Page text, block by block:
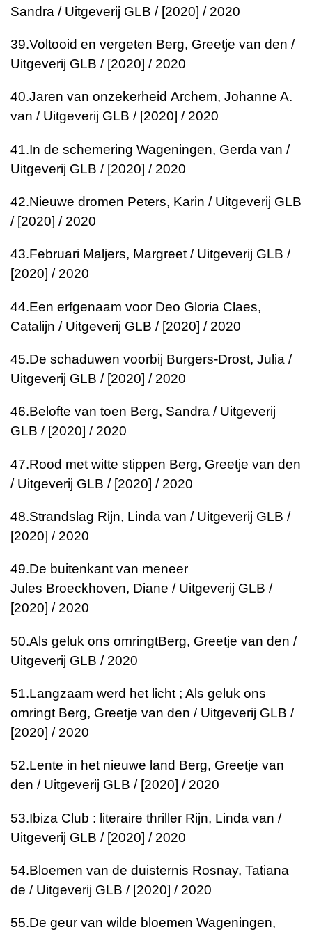
Sandra / Uitgeverij GLB / [2020] / 2020
39.Voltooid en vergeten Berg, Greetje van den /
Uitgeverij GLB / [2020] / 2020
40.Jaren van onzekerheid Archem, Johanne A.
van / Uitgeverij GLB / [2020] / 2020
41.In de schemering Wageningen, Gerda van /
Uitgeverij GLB / [2020] / 2020
42.Nieuwe dromen Peters, Karin / Uitgeverij GLB
/ [2020] / 2020
43.Februari Maljers, Margreet / Uitgeverij GLB /
[2020] / 2020
44.Een erfgenaam voor Deo Gloria Claes,
Catalijn / Uitgeverij GLB / [2020] / 2020
45.De schaduwen voorbij Burgers-Drost, Julia /
Uitgeverij GLB / [2020] / 2020
46.Belofte van toen Berg, Sandra / Uitgeverij
GLB / [2020] / 2020
47.Rood met witte stippen Berg, Greetje van den
/ Uitgeverij GLB / [2020] / 2020
48.Strandslag Rijn, Linda van / Uitgeverij GLB /
[2020] / 2020
49.De buitenkant van meneer
Jules Broeckhoven, Diane / Uitgeverij GLB /
[2020] / 2020
50.Als geluk ons omringtBerg, Greetje van den /
Uitgeverij GLB / 2020
51.Langzaam werd het licht ; Als geluk ons
omringt Berg, Greetje van den / Uitgeverij GLB /
[2020] / 2020
52.Lente in het nieuwe land Berg, Greetje van
den / Uitgeverij GLB / [2020] / 2020
53.Ibiza Club : literaire thriller Rijn, Linda van /
Uitgeverij GLB / [2020] / 2020
54.Bloemen van de duisternis Rosnay, Tatiana
de / Uitgeverij GLB / [2020] / 2020
55.De geur van wilde bloemen Wageningen,